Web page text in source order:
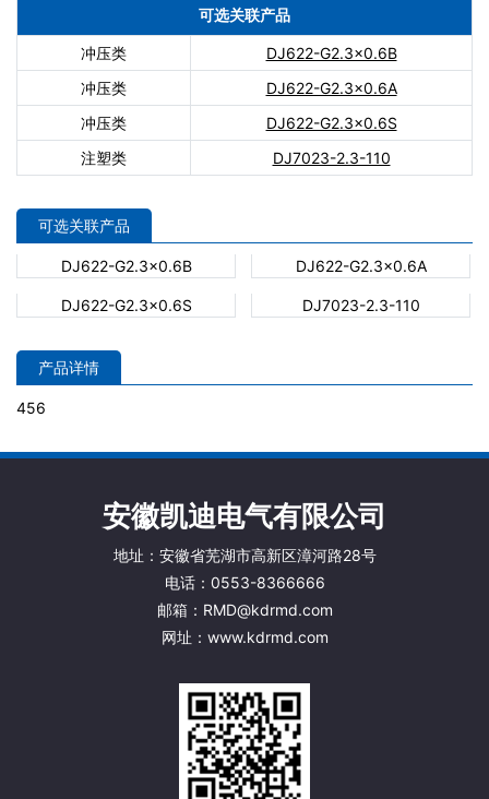
可选关联产品
冲压类
DJ622-G2.3×0.6B
冲压类
DJ622-G2.3×0.6A
冲压类
DJ622-G2.3×0.6S
注塑类
DJ7023-2.3-110
可选关联产品
DJ622-G2.3×0.6B DJ622-G2.3×0.6A
DJ622-G2.3×0.6S DJ7023-2.3-110
产品详情
456
安徽凯迪电气有限公司
地址： 安徽省芜湖市高新区漳河路28号
电话： 0553-8366666
邮箱： RMD@kdrmd.com
网址： www.kdrmd.com